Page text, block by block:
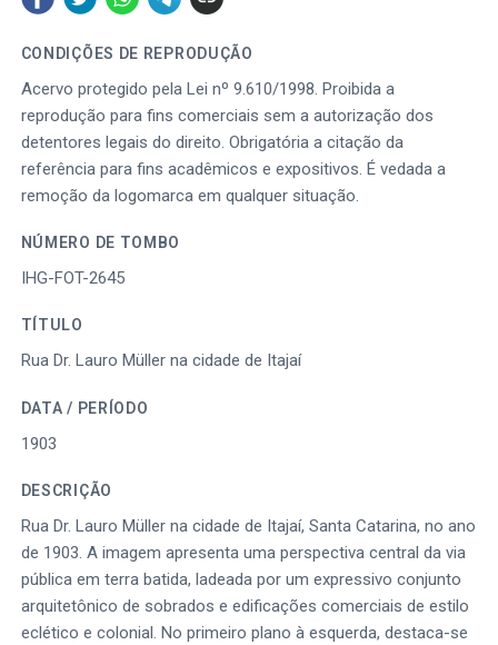
CONDIÇÕES DE REPRODUÇÃO
Acervo protegido pela Lei nº 9.610/1998. Proibida a
reprodução para fins comerciais sem a autorização dos
detentores legais do direito. Obrigatória a citação da
referência para fins acadêmicos e expositivos. É vedada a
remoção da logomarca em qualquer situação.
NÚMERO DE TOMBO
IHG-FOT-2645
TÍTULO
Rua Dr. Lauro Müller na cidade de Itajaí
DATA / PERÍODO
1903
DESCRIÇÃO
Rua Dr. Lauro Müller na cidade de Itajaí, Santa Catarina, no ano
de 1903. A imagem apresenta uma perspectiva central da via
pública em terra batida, ladeada por um expressivo conjunto
arquitetônico de sobrados e edificações comerciais de estilo
eclético e colonial. No primeiro plano à esquerda, destaca-se